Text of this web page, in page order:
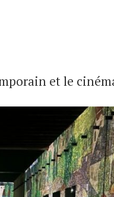
et le